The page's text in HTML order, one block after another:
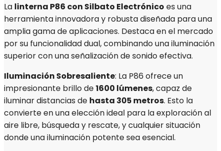
La linterna P86 con Silbato Electrónico es una
herramienta innovadora y robusta diseñada para una
amplia gama de aplicaciones. Destaca en el mercado
por su funcionalidad dual, combinando una iluminación
superior con una señalización de sonido efectiva.
Iluminación Sobresaliente: La P86 ofrece un
impresionante brillo de1600 lúmenes, capaz de
iluminar distancias de hasta 305 metros. Esto la
convierte en una elección ideal para la exploración al
aire libre, búsqueda y rescate, y cualquier situación
donde una iluminación potente sea esencial.